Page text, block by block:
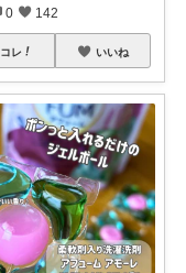
0 142
コレ いいね